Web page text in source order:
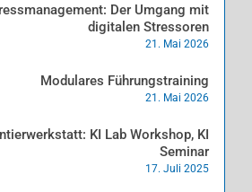
Der Umgang mit
digitalen Stressoren
21. Mai 2026
Modulares Führungstraining
21. Mai 2026
KI Lab Workshop, KI
Seminar
17. Juli 2025